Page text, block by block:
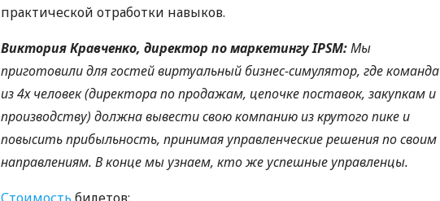
практической отработки навыков.
Виктория Кравченко, директор по маркетингуIPSM:Мы
приготовили для гостей виртуальный бизнес-симулятор, где команда
из 4х человек (директора по продажам, цепочке поставок, закупкам и
производству) должна вывести свою компанию из крутого пике и
повысить прибыльность, принимая управленческие решения по своим
направлениям. В конце мы узнаем, кто же успешные управленцы.